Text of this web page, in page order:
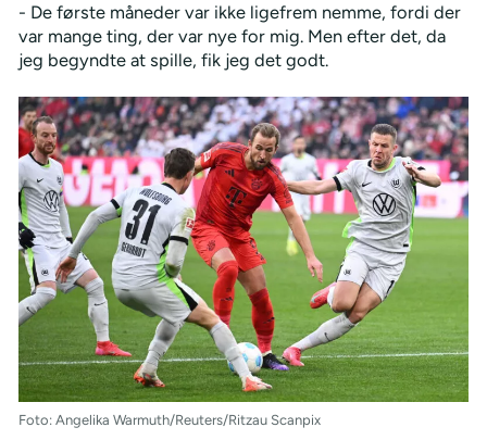
- De første måneder var ikke ligefrem nemme, fordi der
var mange ting, der var nye for mig. Men efter det, da
jeg begyndte at spille, fik jeg det godt.
Foto: Angelika Warmuth/Reuters/Ritzau Scanpix